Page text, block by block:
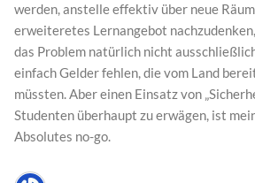
werden, anstelle effektiv über neue
erweiteretes Lernangebot
das Problem natürlich nicht
einfach Gelder fehlen, die vom Land
müssten. Aber einen Einsatz von
Studenten überhaupt zu erwägen, ist
Absolutes no-go.